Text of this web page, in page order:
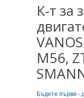
К-т за
M56,
Бъдете първи -